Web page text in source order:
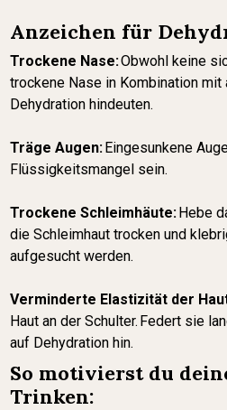
Anzeichen für
Trockene Nase:Obwohl keine
trockene Nase in Kombination mit
Dehydration hindeuten.
Träge Augen:Eingesunkene
Flüssigkeitsmangel sein.
Trockene Schleimhäute:Hebe
die Schleimhaut trocken und
aufgesucht werden.
Verminderte Elastizität der
Haut an der Schulter. Federt sie
auf Dehydration hin.
So motivierst du
Trinken: